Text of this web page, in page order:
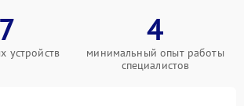
устройств
4
минимальный опыт работы
специалистов